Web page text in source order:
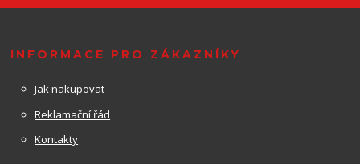
INFORMACE PRO ZÁKAZNÍKY
Jak nakupovat
Reklamační řád
Kontakty